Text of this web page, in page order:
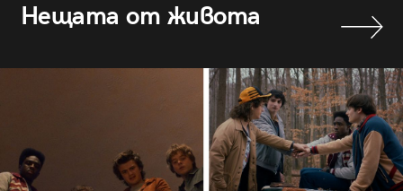
Нещата от живота